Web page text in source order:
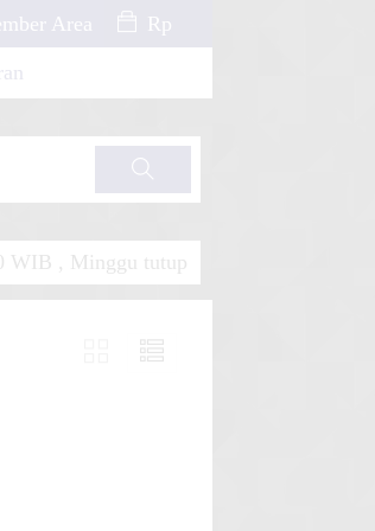
Area Rp
Cari
WIB , Minggu tutup